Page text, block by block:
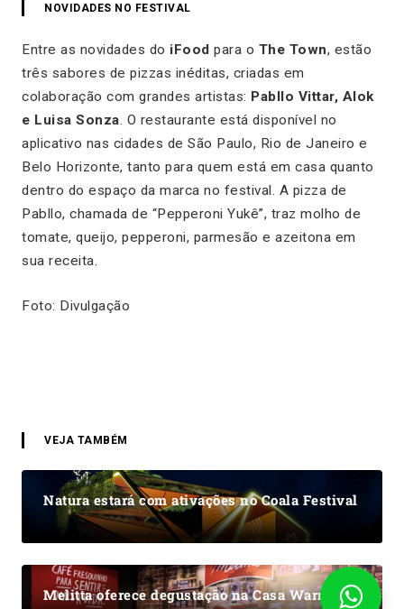
NOVIDADES NO FESTIVAL
Entre as novidades do iFood para o The Town, estão
três sabores de pizzas inéditas, criadas em
colaboração com grandes artistas: Pabllo Vittar, Alok
e Luisa Sonza. O restaurante está disponível no
aplicativo nas cidades de São Paulo, Rio de Janeiro e
Belo Horizonte, tanto para quem está em casa quanto
dentro do espaço da marca no festival. A pizza de
Pabllo, chamada de “Pepperoni Yukê”, traz molho de
tomate, queijo, pepperoni, parmesão e azeitona em
sua receita.
Foto: Divulgação
VEJA TAMBÉM
Natura estará com ativações no Coala Festival
Melitta oferece degustação na Casa Warner